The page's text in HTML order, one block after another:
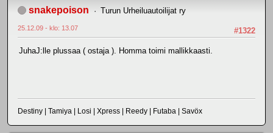
snakepoison Turun Urheiluautoilijat ry
#1322
25.12.09 - klo: 13.07
JuhaJ:lle plussaa ( ostaja ). Homma toimi mallikkaasti.
Destiny | Tamiya | Losi | Xpress | Reedy | Futaba | Savöx